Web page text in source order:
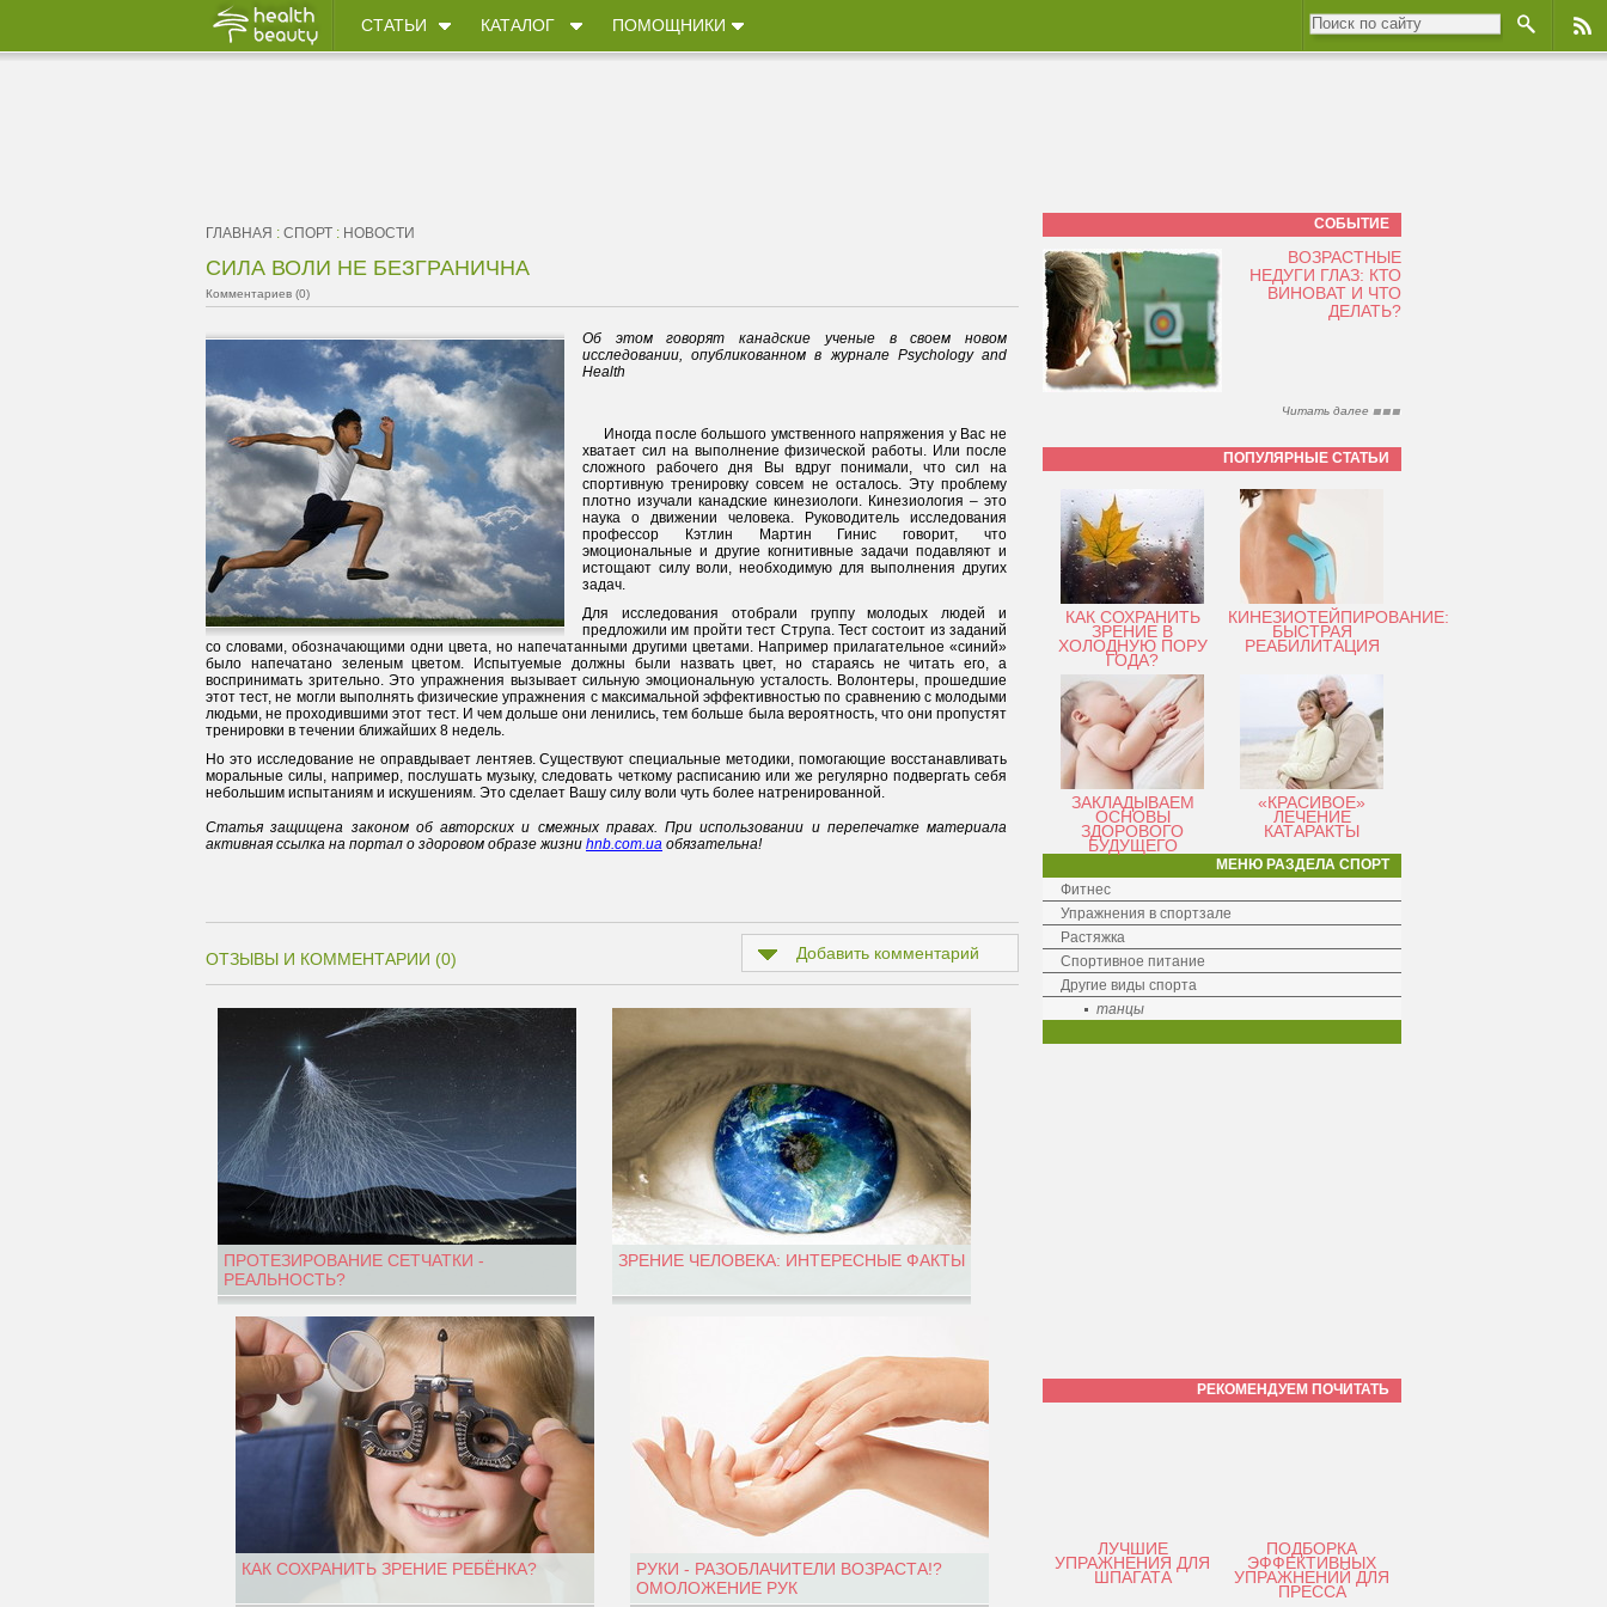
СТАТЬИ КАТАЛОГ ПОМОЩНИКИ
ГЛАВНАЯ : СПОРТ : НОВОСТИ
СИЛА ВОЛИ НЕ БЕЗГРАНИЧНА
Комментариев (0)
Об этом говорят канадские ученые в своем новом
исследовании, опубликованном в журнале Psychology and
Health
Иногда после большого умственного напряжения у Вас не
хватает сил на выполнение физической работы. Или после
сложного рабочего дня Вы вдруг понимали, что сил на
спортивную тренировку совсем не осталось. Эту проблему
плотно изучали канадские кинезиологи. Кинезиология – это
наука о движении человека. Руководитель исследования
профессор Кэтлин Мартин Гинис говорит, что
эмоциональные и другие когнитивные задачи подавляют и
истощают силу воли, необходимую для выполнения других
задач.
Для исследования отобрали группу молодых людей и
предложили им пройти тест Струпа. Тест состоит из заданий
со словами, обозначающими одни цвета, но напечатанными другими цветами. Например прилагательное «синий»
было напечатано зеленым цветом. Испытуемые должны были назвать цвет, но стараясь не читать его, а
воспринимать зрительно. Это упражнения вызывает сильную эмоциональную усталость. Волонтеры, прошедшие
этот тест, не могли выполнять физические упражнения с максимальной эффективностью по сравнению с молодыми
людьми, не проходившими этот тест. И чем дольше они ленились, тем больше была вероятность, что они пропустят
тренировки в течении ближайших 8 недель.
Но это исследование не оправдывает лентяев. Существуют специальные методики, помогающие восстанавливать
моральные силы, например, послушать музыку, следовать четкому расписанию или же регулярно подвергать себя
небольшим испытаниям и искушениям. Это сделает Вашу силу воли чуть более натренированной.
Статья защищена законом об авторских и смежных правах. При использовании и перепечатке материала
активная ссылка на портал о здоровом образе жизни hnb.com.ua обязательна!
ОТЗЫВЫ И КОММЕНТАРИИ (0) Добавить комментарий
ПРОТЕЗИРОВАНИЕ СЕТЧАТКИ -
РЕАЛЬНОСТЬ?
ЗРЕНИЕ ЧЕЛОВЕКА: ИНТЕРЕСНЫЕ ФАКТЫ
КАК СОХРАНИТЬ ЗРЕНИЕ РЕБЁНКА?
РУКИ - РАЗОБЛАЧИТЕЛИ ВОЗРАСТА!?
ОМОЛОЖЕНИЕ РУК
СОБЫТИЕ
ВОЗРАСТНЫЕ
НЕДУГИ ГЛАЗ: КТО
ВИНОВАТ И ЧТО
ДЕЛАТЬ?
Читать далее
ПОПУЛЯРНЫЕ СТАТЬИ
КАК СОХРАНИТЬ
ЗРЕНИЕ В
ХОЛОДНУЮ ПОРУ
ГОДА?
КИНЕЗИОТЕЙПИРОВАНИЕ:
БЫСТРАЯ
РЕАБИЛИТАЦИЯ
ЗАКЛАДЫВАЕМ
ОСНОВЫ
ЗДОРОВОГО
БУДУЩЕГО
«КРАСИВОЕ»
ЛЕЧЕНИЕ
КАТАРАКТЫ
МЕНЮ РАЗДЕЛА СПОРТ
Фитнес
Упражнения в спортзале
Растяжка
Спортивное питание
Другие виды спорта
танцы
РЕКОМЕНДУЕМ ПОЧИТАТЬ
ЛУЧШИЕ
УПРАЖНЕНИЯ ДЛЯ
ШПАГАТА
ПОДБОРКА
ЭФФЕКТИВНЫХ
УПРАЖНЕНИЙ ДЛЯ
ПРЕССА